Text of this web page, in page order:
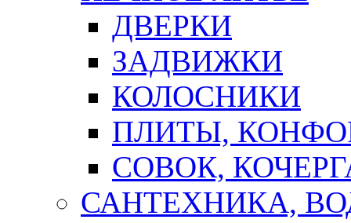
ДВЕРКИ
ЗАДВИЖКИ
КОЛОСНИКИ
ПЛИТЫ,
СОВОК,
САНТЕХНИКА,